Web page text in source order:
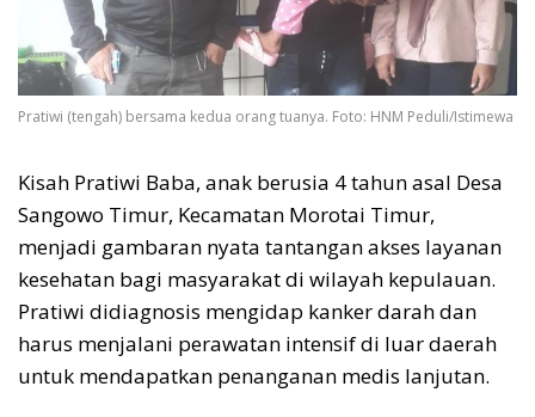
Pratiwi (tengah) bersama kedua orang tuanya. Foto: HNM Peduli/Istimewa
Kisah Pratiwi Baba, anak berusia 4 tahun asal Desa
Sangowo Timur, Kecamatan Morotai Timur,
menjadi gambaran nyata tantangan akses layanan
kesehatan bagi masyarakat di wilayah kepulauan.
Pratiwi didiagnosis mengidap kanker darah dan
harus menjalani perawatan intensif di luar daerah
untuk mendapatkan penanganan medis lanjutan.